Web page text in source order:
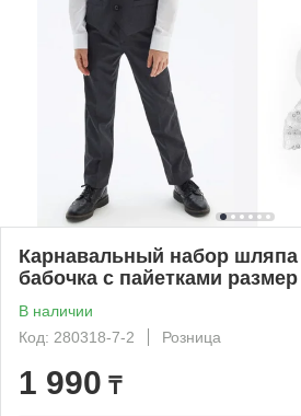
Карнавальный набор шляпа
бабочка с пайетками
В наличии
Код: 280318-7-2
Розница
1 990 ₸